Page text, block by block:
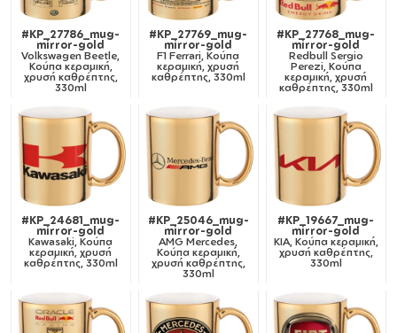
#KP_27786_mug-
mirror-gold
Volkswagen Beetle,
Κούπα κεραμική,
χρυσή καθρέπτης,
330ml
#KP_27769_mug-
mirror-gold
F1 Ferrari, Κούπα
κεραμική, χρυσή
καθρέπτης, 330ml
#KP_27768_mug-
mirror-gold
Redbull Sergio
Perezi, Κούπα
κεραμική, χρυσή
καθρέπτης, 330ml
#KP_24681_mug-
mirror-gold
Kawasaki, Κούπα
κεραμική, χρυσή
καθρέπτης, 330ml
#KP_25046_mug-
mirror-gold
AMG Mercedes,
Κούπα κεραμική,
χρυσή καθρέπτης,
330ml
#KP_19667_mug-
mirror-gold
KIA, Κούπα κεραμική,
χρυσή καθρέπτης,
330ml